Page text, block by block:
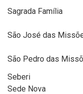
Sagrada Família
São José das
São Pedro das
Seberi
Sede Nova